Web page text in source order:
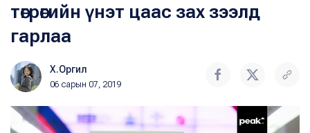
төгрөгийн үнэт цаас зах зээлд
гарлаа
Х.Оргил
06 сарын 07, 2019